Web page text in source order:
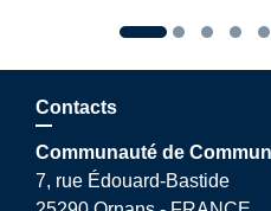
Contacts
Communauté de
7, rue Édouard-Bastide